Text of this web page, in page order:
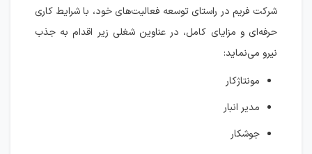
شرکت فریم در راستای توسعه فعالیت‌های خود، با شرایط کاری
حرفه‌ای و مزایای کامل، در عناوین شغلی زیر اقدام به جذب
نیرو می‌نماید:
مونتاژکار
مدیر انبار
جوشکار